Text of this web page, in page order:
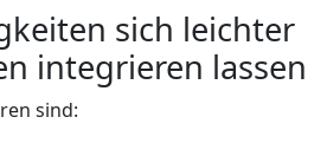
sich leichter
integrieren lassen
sind: